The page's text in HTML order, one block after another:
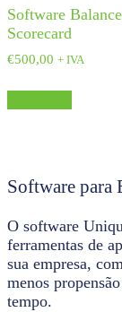
Software
Scorecard
€500,00 + IVA
Software para
O software
ferramentas de
sua empresa,
menos
tempo.